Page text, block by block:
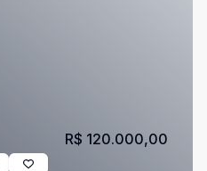
R$ 120.000,00